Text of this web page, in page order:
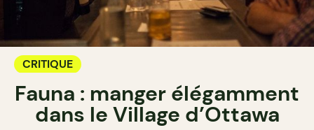
CRITIQUE
Fauna : manger élégamment
dans le Village d’Ottawa